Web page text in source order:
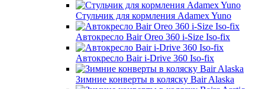
Стульчик для кормления Adamex Yuno
Автокресло Bair Oreo 360 i-Size Iso-fix
Автокресло Bair i-Drive 360 Iso-fix
Зимние конверты в коляску Bair Alaska